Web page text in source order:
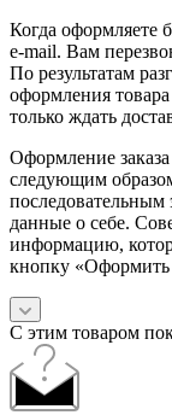
Когда оформляете
e-mail. Вам
По результатам
оформления
только ждать
Оформление
следующим
последовательным
данные о себе.
информацию,
кнопку «Оформить
С этим товаром